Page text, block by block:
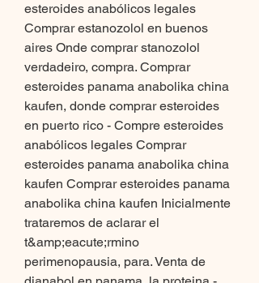
esteroides anabólicos legales
Comprar estanozolol en buenos
aires Onde comprar stanozolol
verdadeiro, compra. Comprar
esteroides panama anabolika china
kaufen, donde comprar esteroides
en puerto rico - Compre esteroides
anabólicos legales Comprar
esteroides panama anabolika china
kaufen Comprar esteroides panama
anabolika china kaufen Inicialmente
trataremos de aclarar el
t&amp;eacute;rmino
perimenopausia, para. Venta de